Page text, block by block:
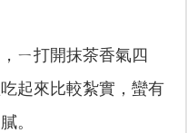
ㄧ打開抹茶香氣四
起來比較紮實，蠻有
。